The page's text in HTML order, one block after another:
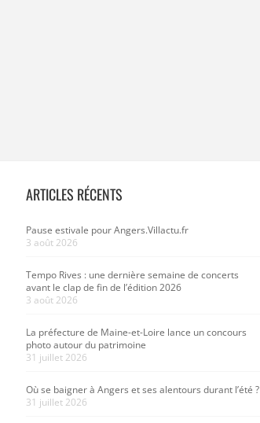
ARTICLES RÉCENTS
Pause estivale pour Angers.Villactu.fr
3 août 2026
Tempo Rives : une dernière semaine de concerts
avant le clap de fin de l’édition 2026
3 août 2026
La préfecture de Maine-et-Loire lance un concours
photo autour du patrimoine
31 juillet 2026
Où se baigner à Angers et ses alentours durant l’été ?
31 juillet 2026